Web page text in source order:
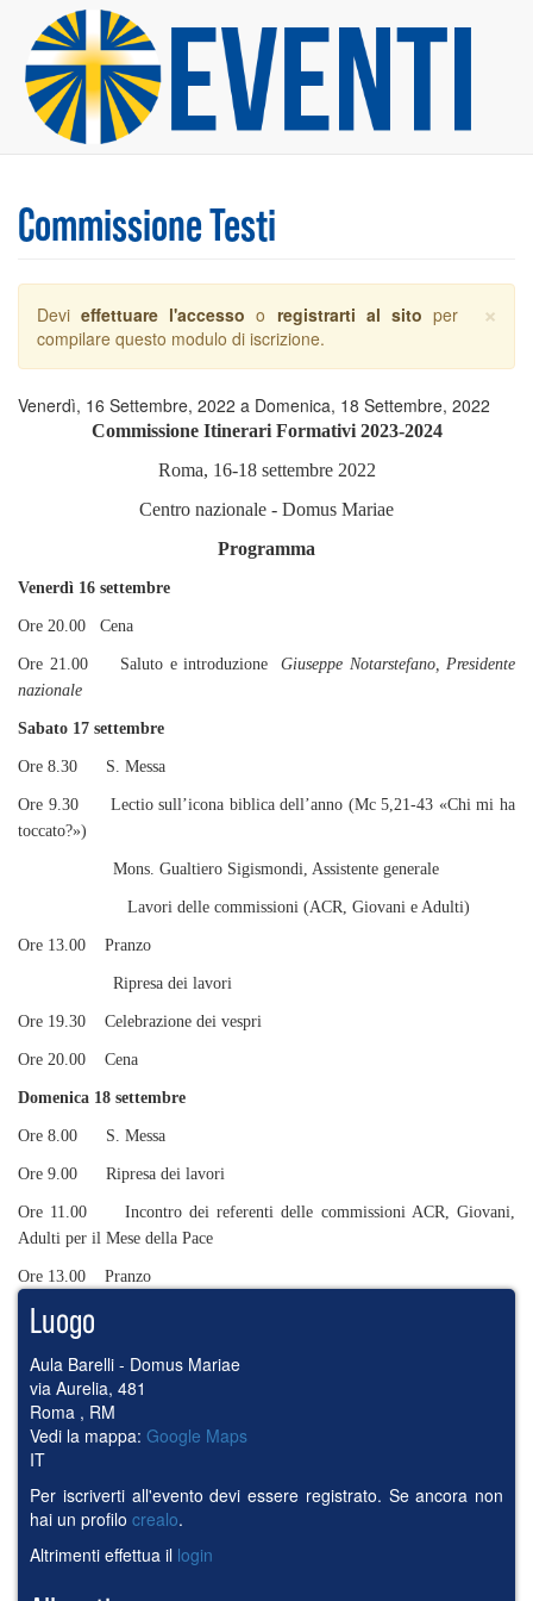
contenuto
principale
Commissione Testi
×
Messaggio
di
avvertimento
Devieffettuare l'accesso o registrarti al sito per
compilare questo modulo di iscrizione.
Venerdì, 16 Settembre, 2022 a Domenica, 18 Settembre, 2022
Commissione Itinerari Formativi 2023-2024
Roma, 16-18 settembre 2022
Centro nazionale - Domus Mariae
Programma
Venerdì 16 settembre
Ore 20.00 Cena
Ore 21.00 Saluto e introduzione Giuseppe Notarstefano, Presidente
nazionale
Sabato 17 settembre
Ore 8.30 S. Messa
Ore 9.30 Lectio sull’icona biblica dell’anno (Mc 5,21-43 «Chi mi ha
toccato?»)
Mons. Gualtiero Sigismondi, Assistente generale
Lavori delle commissioni (ACR, Giovani e Adulti)
Ore 13.00 Pranzo
Ripresa dei lavori
Ore 19.30 Celebrazione dei vespri
Ore 20.00 Cena
Domenica 18 settembre
Ore 8.00 S. Messa
Ore 9.00 Ripresa dei lavori
Ore 11.00 Incontro dei referenti delle commissioni ACR, Giovani,
Adulti per il Mese della Pace
Ore 13.00 Pranzo
Luogo
Aula Barelli - Domus Mariae
via Aurelia, 481
Roma , RM
Vedi la mappa: Google Maps
IT
Per iscriverti all'evento devi essere registrato. Se ancora non
hai un profilo crealo.
Altrimenti effettua il login